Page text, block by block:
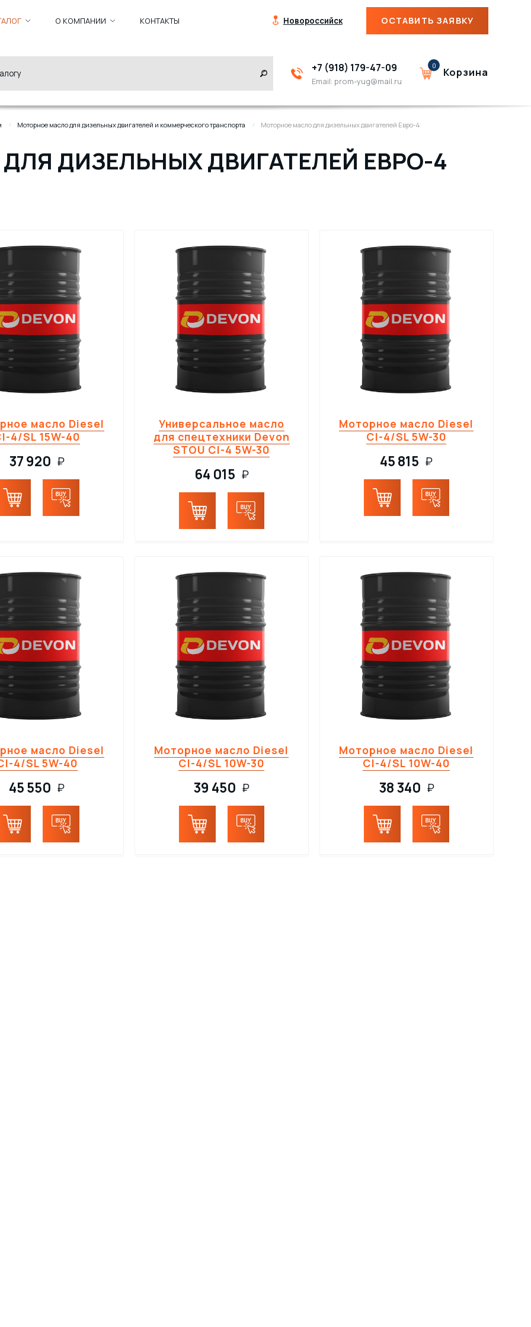
О КОМПАНИИ КОНТАКТЫ Новороссийск ОСТАВИТЬ ЗАЯВКУ
+7 (918) 179-47-09
Email: prom-yug@mail.ru
0
Корзина
Моторное масло для дизельных двигателей и коммерческого транспорта Моторное масло для дизельных двигателей Евро-4
ДИЗЕЛЬНЫХ ДВИГАТЕЛЕЙ ЕВРО-4
масло Diesel
4/SL 15W-40
37 920 ₽
Универсальное масло
для спецтехники Devon
STOU CI-4 5W-30
64 015 ₽
Моторное масло Diesel
CI-4/SL 5W-30
45 815 ₽
масло Diesel
4/SL 5W-40
45 550 ₽
Моторное масло Diesel
CI-4/SL 10W-30
39 450 ₽
Моторное масло Diesel
CI-4/SL 10W-40
38 340 ₽